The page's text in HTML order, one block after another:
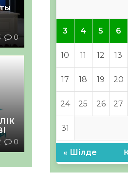
0
0
3 4 5 6
10 11 12 13
17 18 19 20
24 25 26 27
31
« Шілде